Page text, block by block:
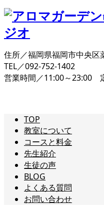
住所／福岡県福岡市中央
TEL／092-752-1402
営業時間／11:00～23:00
TOP
教室について
コースと料金
先生紹介
生徒の声
BLOG
よくある質問
お問い合わせ